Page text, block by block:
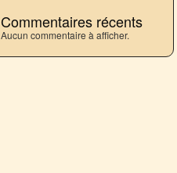
Commentaires récents
Aucun commentaire à afficher.